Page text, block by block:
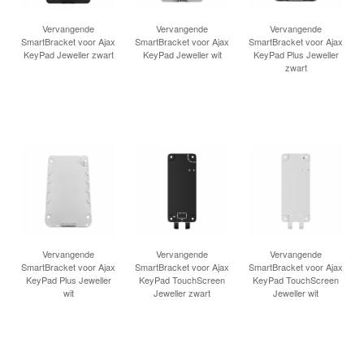
Vervangende
SmartBracket voor Ajax
KeyPad Jeweller zwart
Vervangende
SmartBracket voor Ajax
KeyPad Jeweller wit
Vervangende
SmartBracket voor Ajax
KeyPad Plus Jeweller
zwart
Vervangende
SmartBracket voor Ajax
KeyPad Plus Jeweller
wit
Vervangende
SmartBracket voor Ajax
KeyPad TouchScreen
Jeweller zwart
Vervangende
SmartBracket voor Ajax
KeyPad TouchScreen
Jeweller wit